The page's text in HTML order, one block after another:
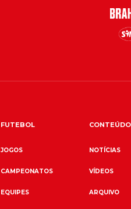
FUTEBOL
JOGOS
CAMPEONATOS
EQUIPES
NOTÍCIAS
VÍDEOS
ARQUIVO